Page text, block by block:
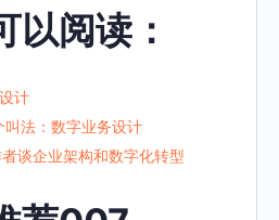
以阅读：
计
法：数字业务设计
谈企业架构和数字化转型